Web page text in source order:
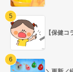
【保健